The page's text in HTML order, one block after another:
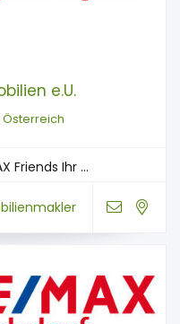
e.U.
Österreich
Friends Ihr ...